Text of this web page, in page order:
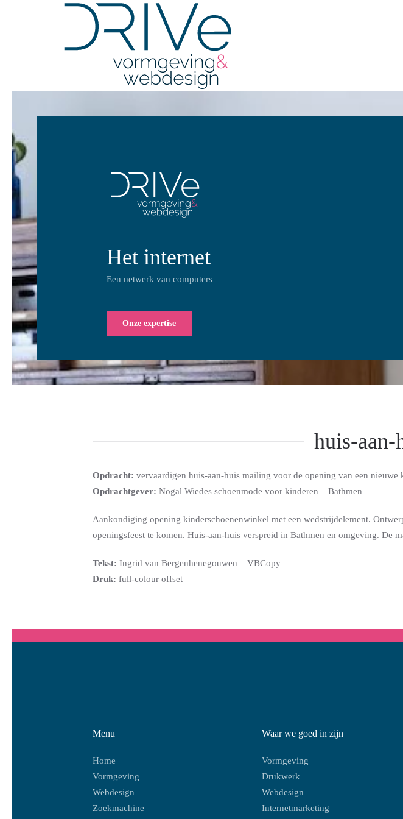
Overslaan en naar de inhoud gaan
Het internet
Een netwerk van computers
Onze expertise
huis-
Opdracht: vervaardigen huis-aan-huis mailing voor de opening van een nieuwe
Opdrachtgever: Nogal Wiedes schoenmode voor kinderen – Bathmen
Aankondiging opening kinderschoenenwinkel met een wedstrijdelement.
openingsfeest te komen. Huis-aan-huis verspreid in Bathmen en omgeving. De
Tekst: Ingrid van Bergenhenegouwen – VBCopy
Druk: full-colour offset
Menu
Home
Vormgeving
Webdesign
Zoekmachine
Waar we goed in zijn
Vormgeving
Drukwerk
Webdesign
Internetmarketing